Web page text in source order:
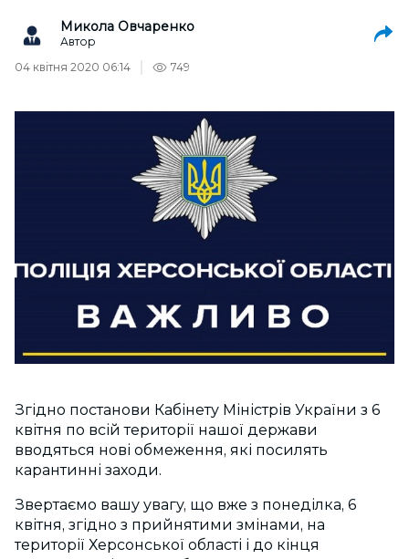
Микола Овчаренко
Автор
04 квітня 2020 06:14
749
Згідно постанови Кабінету Міністрів України з 6
квітня по всій території нашої держави
вводяться нові обмеження, які посилять
карантинні заходи.
Звертаємо вашу увагу, що вже з понеділка, 6
квітня, згідно з прийнятими змінами, на
території Херсонської області і до кінця